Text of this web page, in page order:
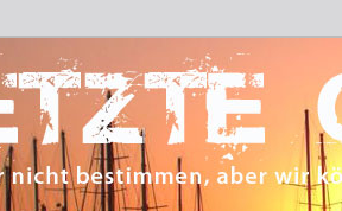
bestimmen, aber wir können die Segel